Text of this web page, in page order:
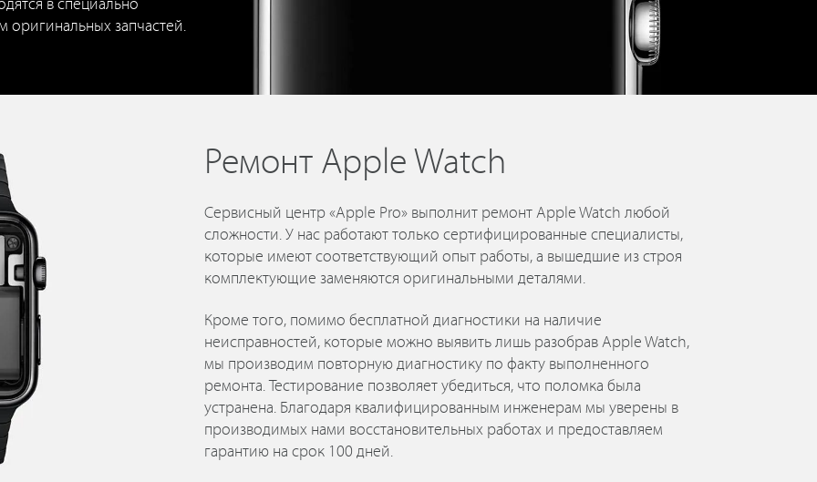
в специально
оригинальных запчастей.
Ремонт Apple Watch
Сервисный центр «Apple Pro» выполнит ремонт Apple Watch любой
сложности. У нас работают только сертифицированные специалисты,
которые имеют соответствующий опыт работы, а вышедшие из строя
комплектующие заменяются оригинальными деталями.
Кроме того, помимо бесплатной диагностики на наличие
неисправностей, которые можно выявить лишь разобрав Apple Watch,
мы производим повторную диагностику по факту выполненного
ремонта. Тестирование позволяет убедиться, что поломка была
устранена. Благодаря квалифицированным инженерам мы уверены в
производимых нами восстановительных работах и предоставляем
гарантию на срок 100 дней.